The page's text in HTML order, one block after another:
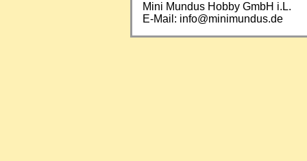
Mini Mundus Hobby GmbH i.L.
E-Mail: info@minimundus.de